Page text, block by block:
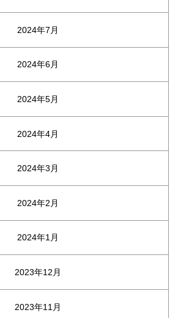
2024年7月
2024年6月
2024年5月
2024年4月
2024年3月
2024年2月
2024年1月
2023年12月
2023年11月